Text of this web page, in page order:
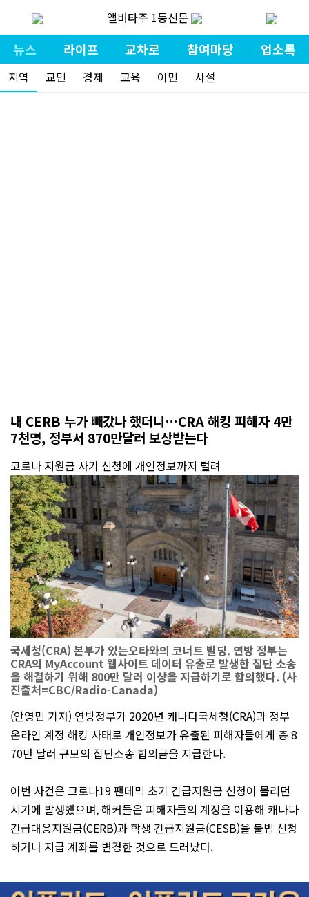
앨버타주 1등신문
뉴스 라이프 교차로 참여마당 업소록
지역 교민 경제 교육 이민 사설
내 CERB 누가 빼갔나 했더니…CRA 해킹 피해자 4만
7천명, 정부서 870만달러 보상받는다
코로나 지원금 사기 신청에 개인정보까지 털려
국세청(CRA) 본부가 있는오타와의 코너트 빌딩. 연방 정부는
CRA의 MyAccount 웹사이트 데이터 유출로 발생한 집단 소송
을 해결하기 위해 800만 달러 이상을 지급하기로 합의했다. (사
진출처=CBC/Radio-Canada)
(안영민 기자) 연방정부가 2020년 캐나다국세청(CRA)과 정부
온라인 계정 해킹 사태로 개인정보가 유출된 피해자들에게 총 8
70만 달러 규모의 집단소송 합의금을 지급한다.
이번 사건은 코로나19 팬데믹 초기 긴급지원금 신청이 몰리던
시기에 발생했으며, 해커들은 피해자들의 계정을 이용해 캐나다
긴급대응지원금(CERB)과 학생 긴급지원금(CESB)을 불법 신청
하거나 지급 계좌를 변경한 것으로 드러났다.